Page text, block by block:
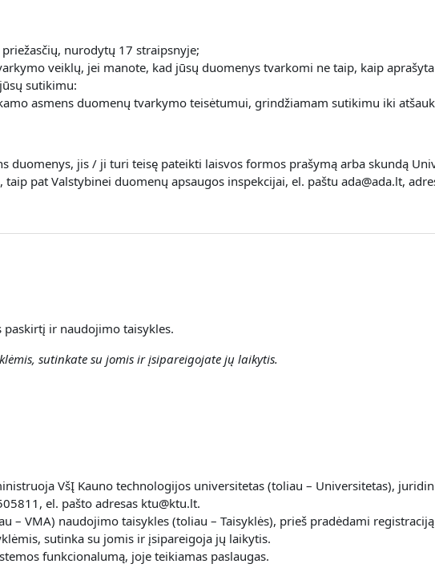
nurodytų 17 straipsnyje;
veiklų, jei manote, kad jūsų duomenys tvarkomi ne taip, kaip
sutikimu:
asmens duomenų tvarkymo teisėtumui, grindžiamam sutikimu iki
duomenys, jis / ji turi teisę pateikti laisvos formos prašymą arba skundą
pat Valstybinei duomenų apsaugos inspekcijai, el. paštu ada@ada.lt,
ir naudojimo taisykles.
sutinkate su jomis ir įsipareigojate jų laikytis.
VšĮ Kauno technologijos universitetas (toliau – Universitetas),
el. pašto adresas ktu@ktu.lt.
VMA) naudojimo taisykles (toliau – Taisyklės), prieš pradėdami
sutinka su jomis ir įsipareigoja jų laikytis.
funkcionalumą, joje teikiamas paslaugas.